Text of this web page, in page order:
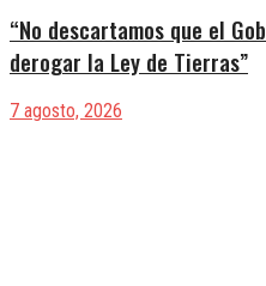
“No descartamos que el
derogar la Ley de Tierras”
7 agosto, 2026